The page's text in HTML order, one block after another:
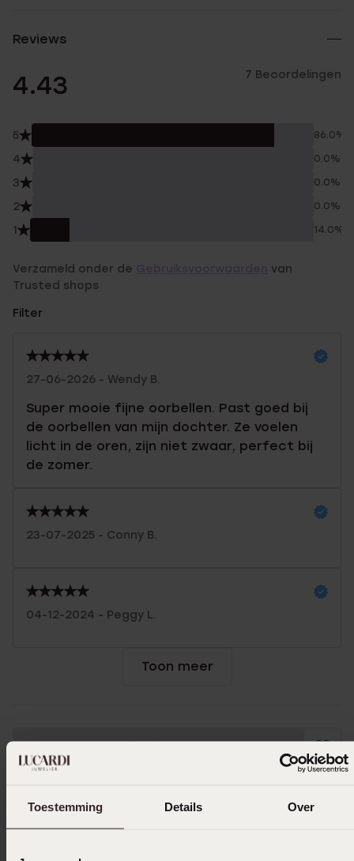
Toestemming Details Over
Reviews
4.43 7 Beoordelingen
5 86.0%
4 0.0%
3 0.0%
2 0.0%
1 14.0%
Verzameld onder de
van
Trusted shops
Filter
27-06-2026 - Wendy B.
Super mooie fijne oorbellen. Past goed bij
de oorbellen van mijn dochter. Ze voelen
licht in de oren, zijn niet zwaar, perfect bij
de zomer.
23-07-2025 - Conny B.
04-12-2024 - Peggy L.
Toon meer
Uitverkocht